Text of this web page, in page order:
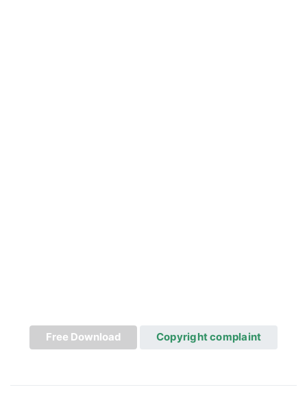
Free Download Copyright complaint